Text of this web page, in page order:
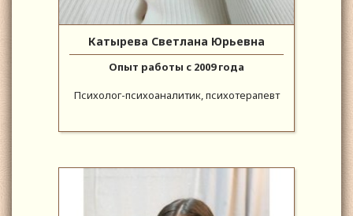
Катырева Светлана Юрьевна
Опыт работы с 2009 года
Психолог-психоаналитик, психотерапевт